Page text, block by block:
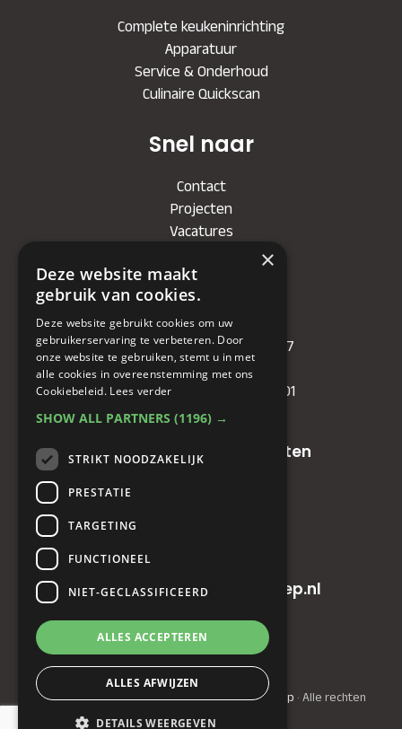
Complete keukeninrichting
Apparatuur
Service & Onderhoud
Culinaire Quickscan
Snel naar
Contact
Projecten
Vacatures
Bedrijf
KVK: 71479090
IBAN : NL81RABO0349089957
BIC :
RABONL2U
BTW (VAT) :
NL. 858732191.B01
Oude baan 49, 5125 NG Hulten
+31(0)161 23 48 68
info@horecainnovatiegroep.nl
AV
© Copyright 2022 - 2026Horeca Innovatie Groep · Alle rechten
×
Deze website maakt
gebruik van cookies.
Deze website gebruikt cookies om uw
gebruikerservaring te verbeteren. Door
onze website te gebruiken, stemt u in met
alle cookies in overeenstemming met ons
Cookiebeleid. Lees verder
SHOW ALL PARTNERS (1196) →
STRIKT NOODZAKELIJK
PRESTATIE
TARGETING
FUNCTIONEEL
NIET-GECLASSIFICEERD
ALLES ACCEPTEREN
ALLES AFWIJZEN
DETAILS WEERGEVEN